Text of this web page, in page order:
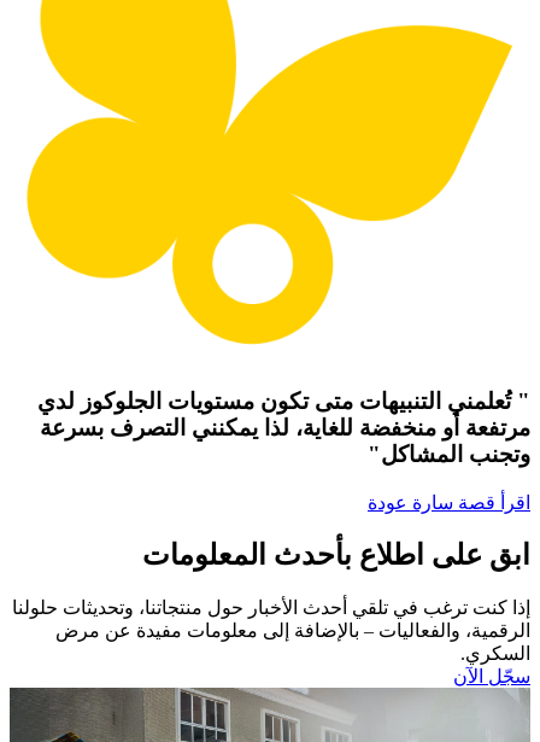
" تُعلمني التنبيهات متى تكون مستويات الجلوكوز لدي
مرتفعة أو منخفضة للغاية، لذا يمكنني التصرف بسرعة
وتجنب المشاكل"
اقرأ قصة سارة عودة
ابق على اطلاع بأحدث المعلومات
إذا كنت ترغب في تلقي أحدث الأخبار حول منتجاتنا، وتحديثات حلولنا
الرقمية، والفعاليات – بالإضافة إلى معلومات مفيدة عن مرض
السكري.​
سجّل الآن​